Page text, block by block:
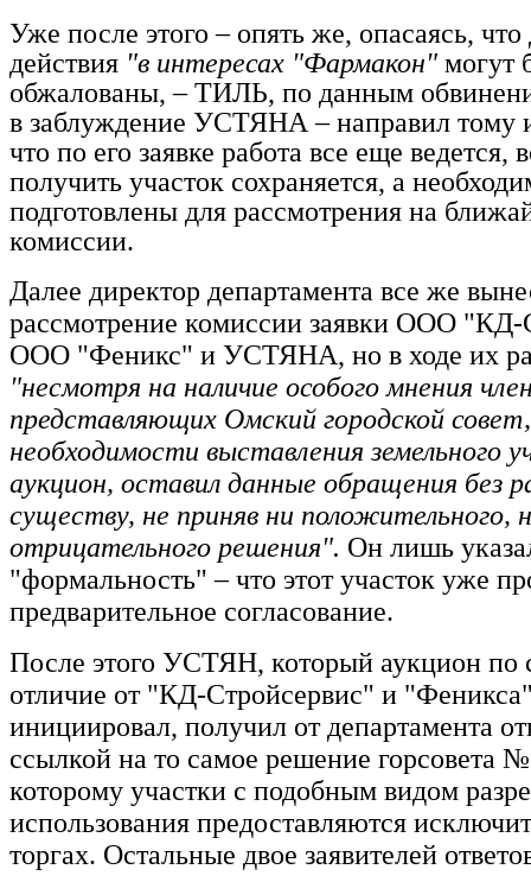
Уже после этого – опять же, опасаясь,
действия "в интересах "Фармакон" могут
обжалованы, – ТИЛЬ, по данным
в заблуждение УСТЯНА – направил
что по его заявке работа все еще ведется,
получить участок сохраняется, а
подготовлены для рассмотрения на
комиссии.
Далее директор департамента все же
рассмотрение комиссии заявки ООО "КД-
ООО "Феникс" и УСТЯНА, но в ходе их
"несмотря на наличие особого мнения
представляющих Омский городской
необходимости выставления земельного
аукцион, оставил данные обращения без
существу, не приняв ни положительного,
отрицательного решения". Он лишь
"формальность" – что этот участок уже
предварительное согласование.
После этого УСТЯН, который аукцион по
отличие от "КД-Стройсервис" и
инициировал, получил от департамента
ссылкой на то самое решение горсовета
которому участки с подобным видом
использования предоставляются
торгах. Остальные двое заявителей